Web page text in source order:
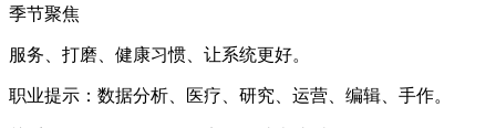
季节聚焦
服务、打磨、健康习惯、让系统更好。
职业提示：数据分析、医疗、研究、运营、编辑、手作。